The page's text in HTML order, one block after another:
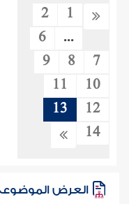
1
2
...
6
7
8
9
10
11
12
13
14
العرض